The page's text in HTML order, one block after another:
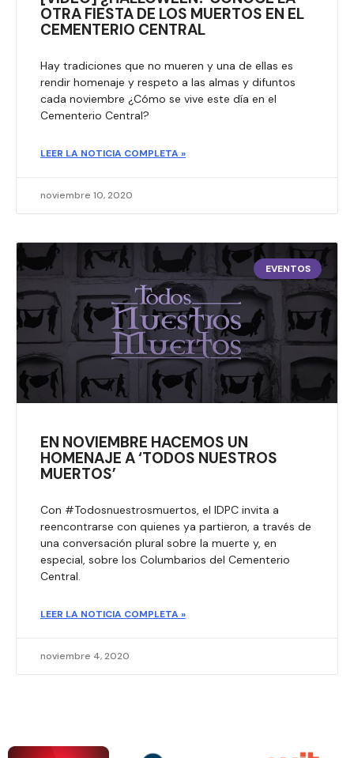
OTRA FIESTA DE LOS MUERTOS EN EL
CEMENTERIO CENTRAL
Hay tradiciones que no mueren y una de ellas es
rendir homenaje y respeto a las almas y difuntos
cada noviembre ¿Cómo se vive este día en el
Cementerio Central?​
LEER LA NOTICIA COMPLETA »
noviembre 10, 2020
EVENTOS
EN NOVIEMBRE HACEMOS UN
HOMENAJE A ‘TODOS NUESTROS
MUERTOS’
Con #Todosnuestrosmuertos, el IDPC invita a
reencontrarse con quienes ya partieron, a través de
una conversación plural sobre la muerte y, en
especial, sobre los Columbarios del Cementerio
Central.
LEER LA NOTICIA COMPLETA »
noviembre 4, 2020